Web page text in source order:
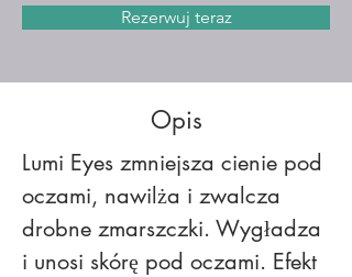
Rezerwuj teraz
Opis
Lumi Eyes zmniejsza cienie pod
oczami, nawilża i zwalcza
drobne zmarszczki. Wygładza
i unosi skórę pod oczami. Efekt